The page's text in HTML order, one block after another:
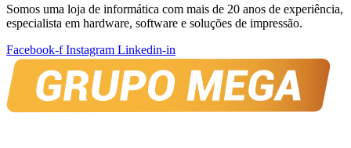
Somos uma loja de informática com mais de 20 anos de experiência,
especialista em hardware, software e soluções de impressão.
Facebook-f Instagram Linkedin-in